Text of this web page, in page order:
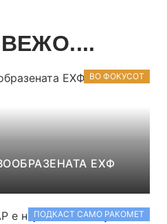
ВО ФОКУСОТ
ЕХФ
ПОДКАСТ САМО РАКОМЕТ